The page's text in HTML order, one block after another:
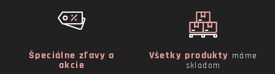
Špeciálne zľavy a
akcie
Všetky produkty máme
skladom